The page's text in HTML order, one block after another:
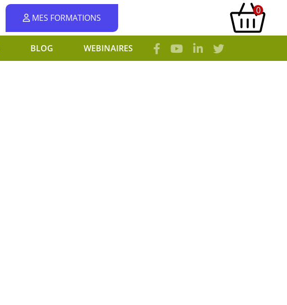
MES FORMATIONS
0
BLOG WEBINAIRES